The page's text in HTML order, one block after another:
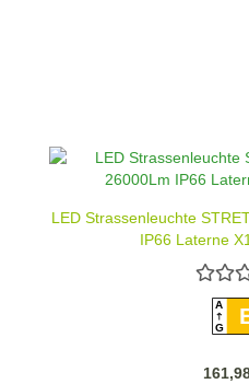
LED Strassenleuchte
IP66 Laterne
A
G